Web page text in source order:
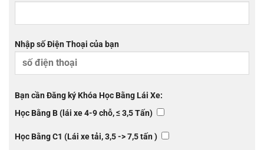
Nhập số Điện Thoại của bạn
Bạn cần Đăng ký Khóa Học Bằng Lái Xe:
Học Bằng B (lái xe 4-9 chỗ, ≤ 3,5 Tấn)
Học Bằng C1 (Lái xe tải, 3,5 -> 7,5 tấn )